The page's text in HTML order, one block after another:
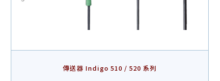
傳送器 Indigo 510 / 520 系列